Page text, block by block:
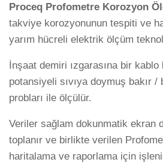
Proceq Profometre Korozyon
takviye korozyonunun tespiti ve
yarım hücreli elektrik ölçüm
İnşaat demiri ızgarasına bir
potansiyeli sıvıya doymuş bakır
probları ile ölçülür.
Veriler sağlam dokunmatik ekran
toplanır ve birlikte verilen
haritalama ve raporlama için